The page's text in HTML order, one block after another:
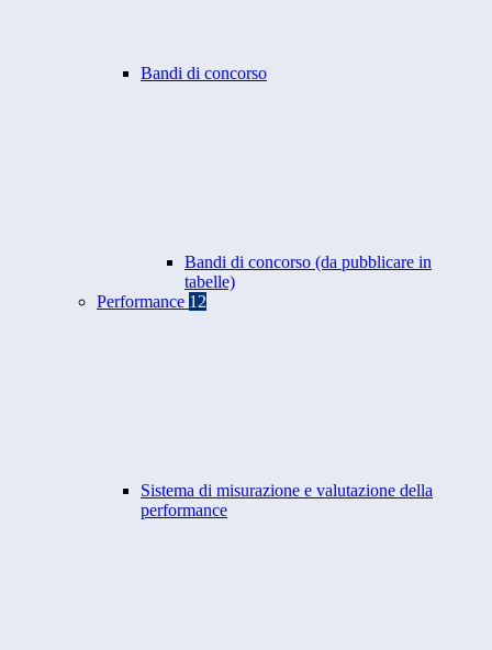
Bandi di concorso
Bandi di concorso (da pubblicare in
tabelle)
Performance 12
Sistema di misurazione e valutazione della
performance